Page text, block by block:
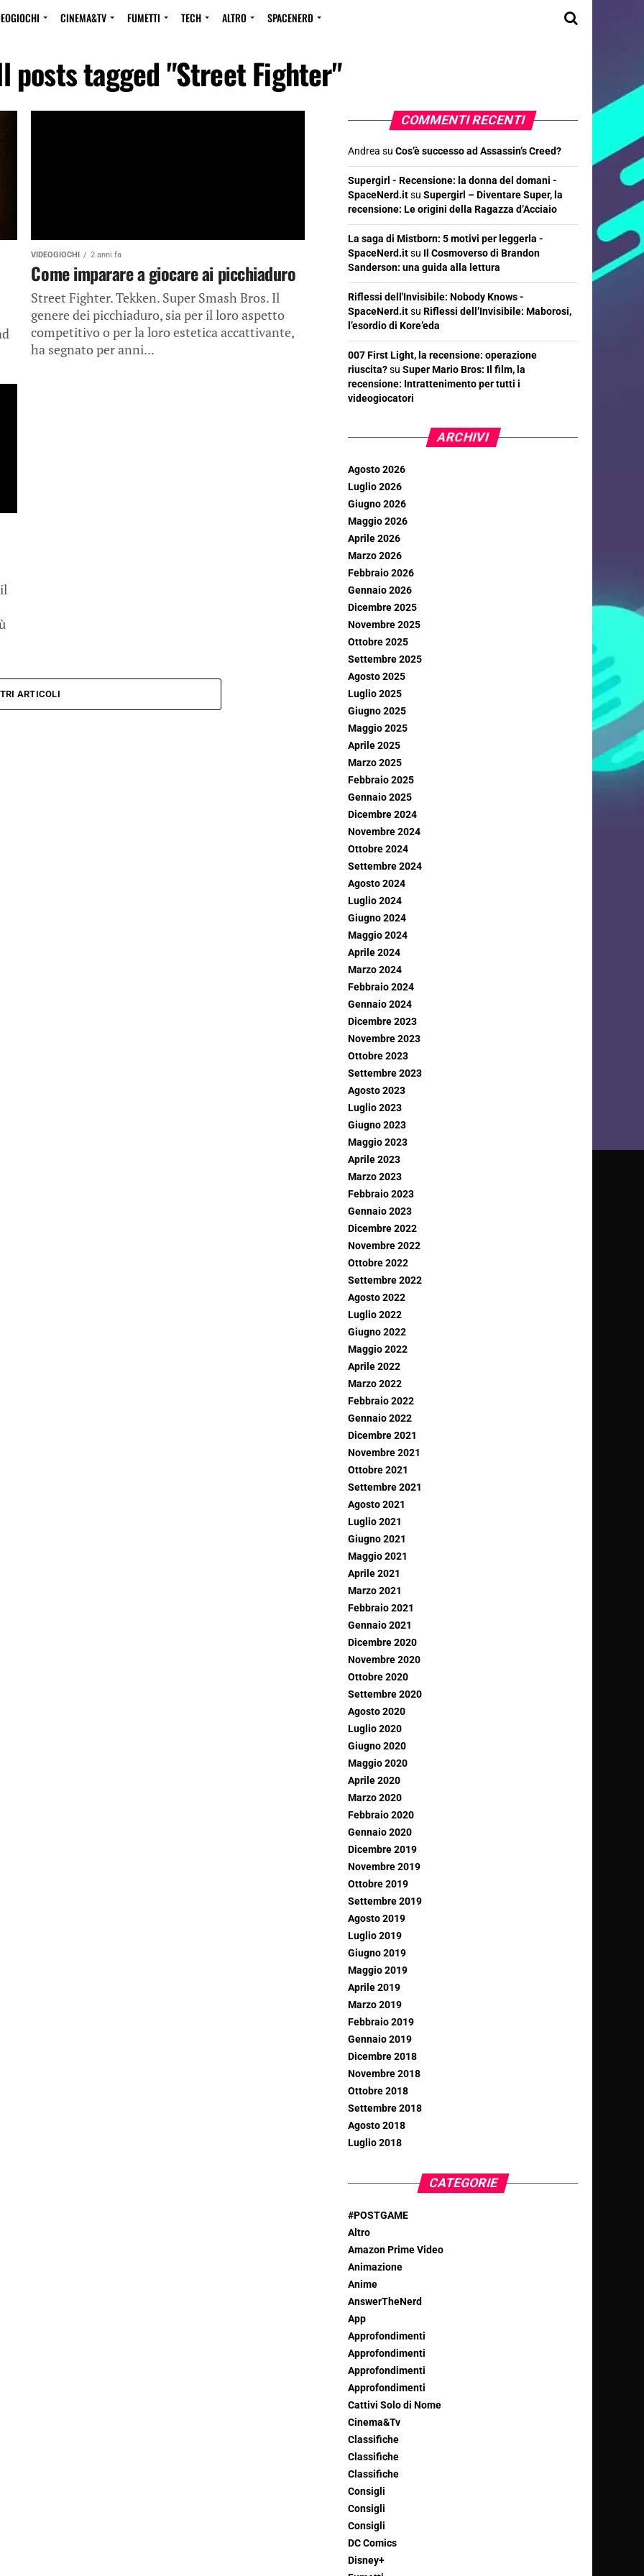
CINEMA&TV FUMETTI TECH ALTRO SPACENERD
posts tagged "Street Fighter"
VIDEOGIOCHI 2 anni fa
Come imparare a giocare ai picchiaduro
Street Fighter. Tekken. Super Smash Bros. Il
genere dei picchiaduro, sia per il loro aspetto
competitivo o per la loro estetica accattivante,
ha segnato per anni...
ARTICOLI
COMMENTI RECENTI
Andrea su Cos’è successo ad Assassin’s Creed?
Supergirl - Recensione: la donna del domani -
SpaceNerd.itsu Supergirl – Diventare Super, la
recensione: Le origini della Ragazza d’Acciaio
La saga di Mistborn: 5 motivi per leggerla -
SpaceNerd.itsu Il Cosmoverso di Brandon
Sanderson: una guida alla lettura
Riflessi dell'Invisibile: Nobody Knows -
SpaceNerd.itsu Riflessi dell’Invisibile: Maborosi,
l’esordio di Kore’eda
007 First Light, la recensione: operazione
riuscita?su Super Mario Bros: Il film, la
recensione: Intrattenimento per tutti i
videogiocatori
ARCHIVI
Agosto 2026
Luglio 2026
Giugno 2026
Maggio 2026
Aprile 2026
Marzo 2026
Febbraio 2026
Gennaio 2026
Dicembre 2025
Novembre 2025
Ottobre 2025
Settembre 2025
Agosto 2025
Luglio 2025
Giugno 2025
Maggio 2025
Aprile 2025
Marzo 2025
Febbraio 2025
Gennaio 2025
Dicembre 2024
Novembre 2024
Ottobre 2024
Settembre 2024
Agosto 2024
Luglio 2024
Giugno 2024
Maggio 2024
Aprile 2024
Marzo 2024
Febbraio 2024
Gennaio 2024
Dicembre 2023
Novembre 2023
Ottobre 2023
Settembre 2023
Agosto 2023
Luglio 2023
Giugno 2023
Maggio 2023
Aprile 2023
Marzo 2023
Febbraio 2023
Gennaio 2023
Dicembre 2022
Novembre 2022
Ottobre 2022
Settembre 2022
Agosto 2022
Luglio 2022
Giugno 2022
Maggio 2022
Aprile 2022
Marzo 2022
Febbraio 2022
Gennaio 2022
Dicembre 2021
Novembre 2021
Ottobre 2021
Settembre 2021
Agosto 2021
Luglio 2021
Giugno 2021
Maggio 2021
Aprile 2021
Marzo 2021
Febbraio 2021
Gennaio 2021
Dicembre 2020
Novembre 2020
Ottobre 2020
Settembre 2020
Agosto 2020
Luglio 2020
Giugno 2020
Maggio 2020
Aprile 2020
Marzo 2020
Febbraio 2020
Gennaio 2020
Dicembre 2019
Novembre 2019
Ottobre 2019
Settembre 2019
Agosto 2019
Luglio 2019
Giugno 2019
Maggio 2019
Aprile 2019
Marzo 2019
Febbraio 2019
Gennaio 2019
Dicembre 2018
Novembre 2018
Ottobre 2018
Settembre 2018
Agosto 2018
Luglio 2018
CATEGORIE
#POSTGAME
Altro
Amazon Prime Video
Animazione
Anime
AnswerTheNerd
App
Approfondimenti
Approfondimenti
Approfondimenti
Approfondimenti
Cattivi Solo di Nome
Cinema&Tv
Classifiche
Classifiche
Classifiche
Consigli
Consigli
Consigli
DC Comics
Disney+